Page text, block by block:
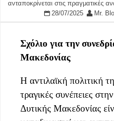
ανταποκρίνεται στις πραγματικές
28/07/2025
Mr.
Σχόλιο για την
Μακεδονίας
Η αντιλαϊκή πολιτική
τραγικές συνέπειες
Δυτικής Μακεδονίας